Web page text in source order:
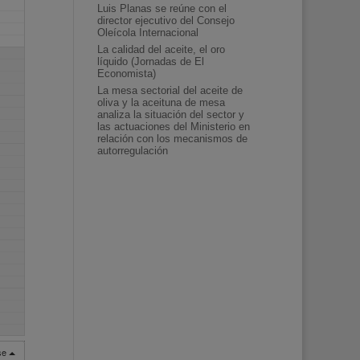
Luis Planas se reúne con el
director ejecutivo del Consejo
Oleícola Internacional
La calidad del aceite, el oro
líquido (Jornadas de El
Economista)
La mesa sectorial del aceite de
oliva y la aceituna de mesa
analiza la situación del sector y
las actuaciones del Ministerio en
relación con los mecanismos de
autorregulación